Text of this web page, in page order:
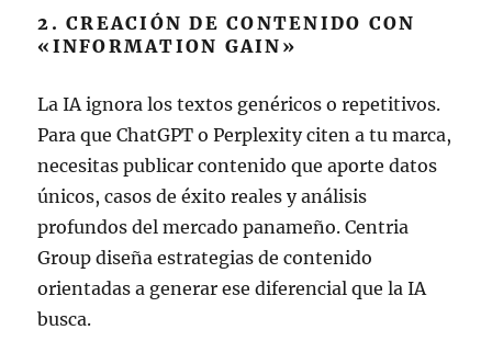
2. CREACIÓN DE CONTENIDO CON
«INFORMATION GAIN»
La IA ignora los textos genéricos o repetitivos.
Para que ChatGPT o Perplexity citen a tu marca,
necesitas publicar contenido que aporte datos
únicos, casos de éxito reales y análisis
profundos del mercado panameño. Centria
Group diseña estrategias de contenido
orientadas a generar ese diferencial que la IA
busca.